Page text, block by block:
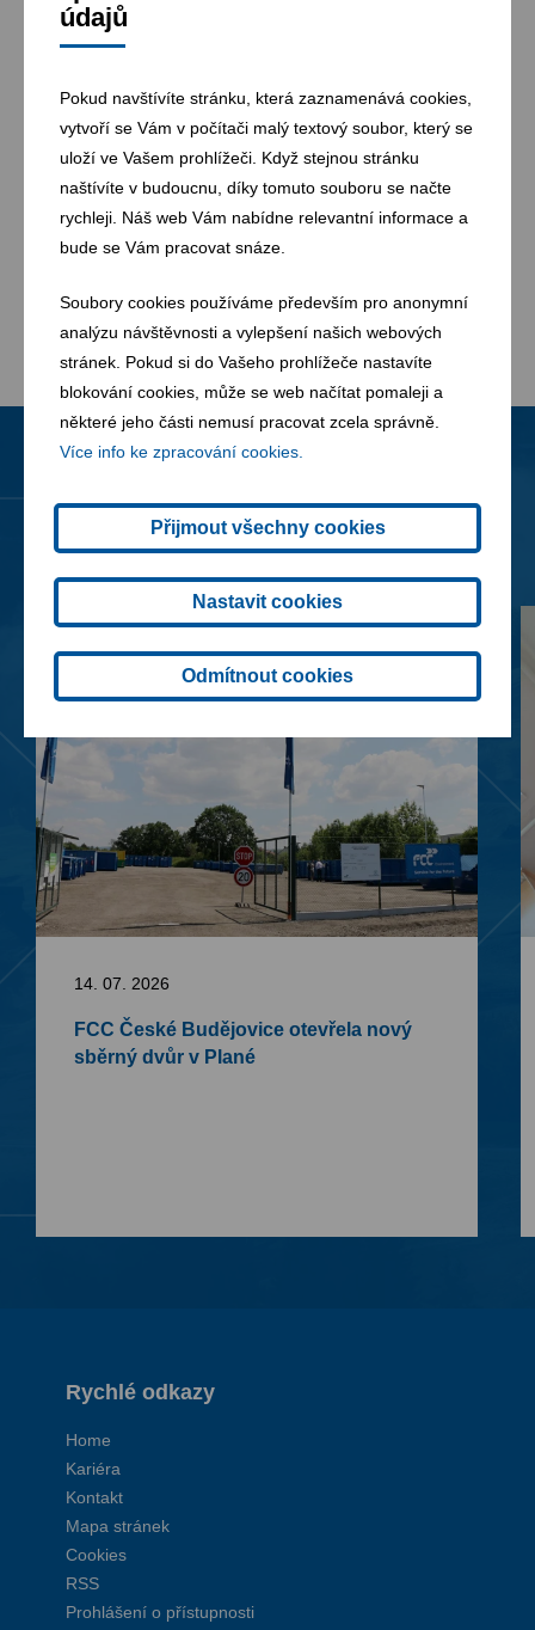
údajů
Pokud navštívíte stránku, která zaznamenává cookies,
vytvoří se Vám v počítači malý textový soubor, který se
uloží ve Vašem prohlížeči. Když stejnou stránku
naštívíte v budoucnu, díky tomuto souboru se načte
rychleji. Náš web Vám nabídne relevantní informace a
bude se Vám pracovat snáze.
Soubory cookies používáme především pro anonymní
analýzu návštěvnosti a vylepšení našich webových
stránek. Pokud si do Vašeho prohlížeče nastavíte
blokování cookies, může se web načítat pomaleji a
některé jeho části nemusí pracovat zcela správně.
Více info ke zpracování cookies.
Přijmout všechny cookies
Nastavit cookies
Odmítnout cookies
Fax: 420 385 721 287
Adresa: Hůrka u Temelína, 370 01
České Budějovice
Novinky Všechny novinky
14. 07. 2026
FCC České Budějovice otevřela nový
sběrný dvůr v Plané
Rychlé odkazy
Home
Kariéra
Kontakt
Mapa stránek
Cookies
RSS
Prohlášení o přístupnosti